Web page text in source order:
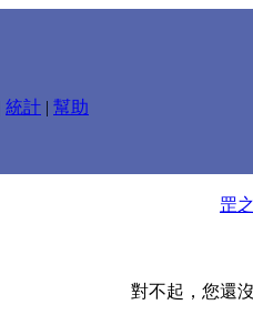
統計 | 幫助
罡
對不起，您還